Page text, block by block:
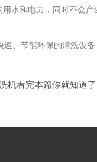
和电力，同时不会产
节能环保的清洗设备
机看完本篇你就知道了